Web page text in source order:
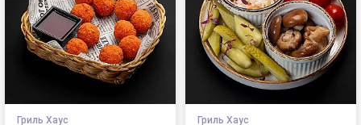
Гриль Хаус Гриль Хаус